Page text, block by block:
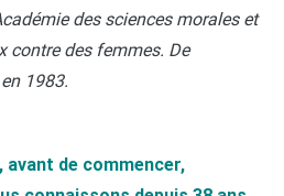
des sciences morales et
contre des femmes. De
1983.
de commencer,